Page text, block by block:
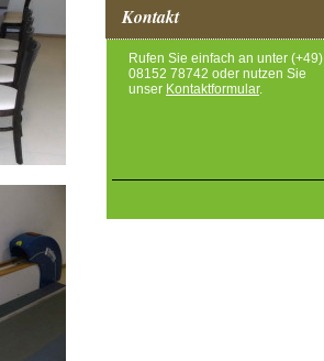
Kontakt
Rufen Sie einfach an unter (+49)
08152 78742 oder nutzen Sie
unser Kontaktformular.